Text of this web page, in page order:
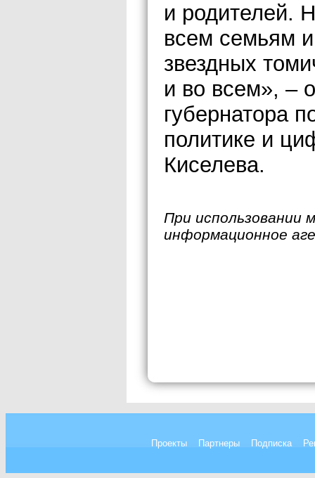
и родителей.
всем семьям
звездных
и во всем», –
губернатора
политике и
Киселева.
При использовании
информационное
Проекты Партнеры Подписка